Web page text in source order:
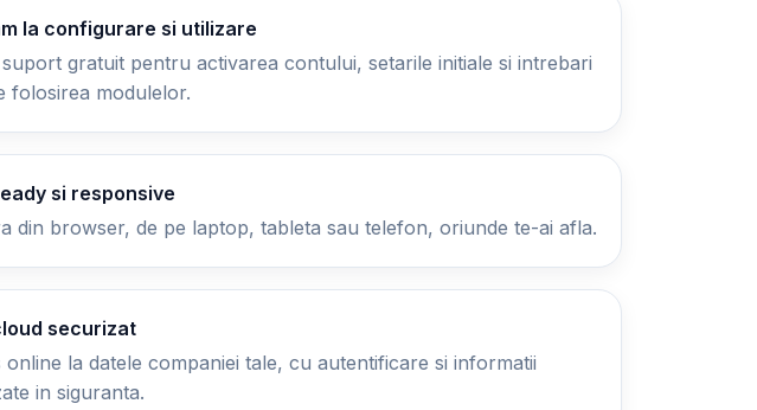
la configurare si utilizare
suport gratuit pentru activarea contului, setarile initiale si intrebari
folosirea modulelor.
si responsive
din browser, de pe laptop, tableta sau telefon, oriunde te-ai afla.
securizat
online la datele companiei tale, cu autentificare si informatii
in siguranta.